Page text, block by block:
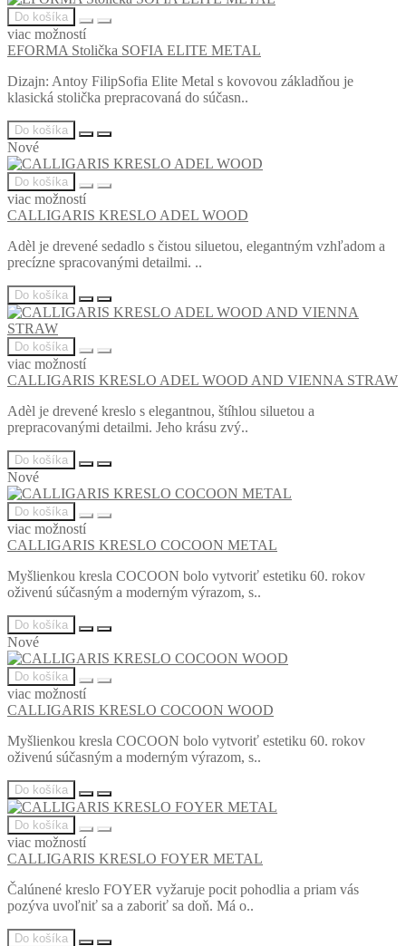
Do košíka
viac možností
EFORMA Stolička SOFIA ELITE METAL
Dizajn: Antoy FilipSofia Elite Metal s kovovou základňou je
klasická stolička prepracovaná do súčasn..
Do košíka
Nové
Do košíka
viac možností
CALLIGARIS KRESLO ADEL WOOD
Adèl je drevené sedadlo s čistou siluetou, elegantným vzhľadom a
precízne spracovanými detailmi. ..
Do košíka
Do košíka
viac možností
CALLIGARIS KRESLO ADEL WOOD AND VIENNA STRAW
Adèl je drevené kreslo s elegantnou, štíhlou siluetou a
prepracovanými detailmi. Jeho krásu zvý..
Do košíka
Nové
Do košíka
viac možností
CALLIGARIS KRESLO COCOON METAL
Myšlienkou kresla COCOON bolo vytvoriť estetiku 60. rokov
oživenú súčasným a moderným výrazom, s..
Do košíka
Nové
Do košíka
viac možností
CALLIGARIS KRESLO COCOON WOOD
Myšlienkou kresla COCOON bolo vytvoriť estetiku 60. rokov
oživenú súčasným a moderným výrazom, s..
Do košíka
Do košíka
viac možností
CALLIGARIS KRESLO FOYER METAL
Čalúnené kreslo FOYER vyžaruje pocit pohodlia a priam vás
pozýva uvoľniť sa a zaboriť sa doň. Má o..
Do košíka